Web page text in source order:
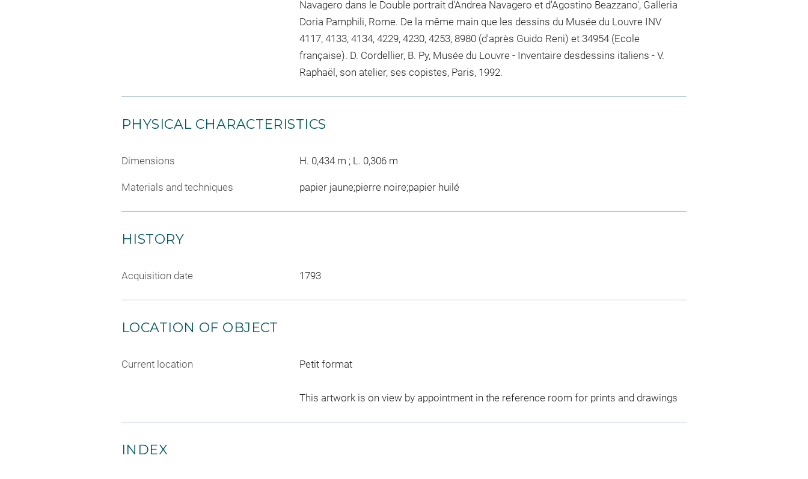
Navagero dans le Double portrait d'Andrea Navagero et d'Agostino Beazzano', Galleria
Doria Pamphili, Rome. De la même main que les dessins du Musée du Louvre INV
4117, 4133, 4134, 4229, 4230, 4253, 8980 (d'après Guido Reni) et 34954 (Ecole
française). D. Cordellier, B. Py, Musée du Louvre - Inventaire desdessins italiens - V.
Raphaël, son atelier, ses copistes, Paris, 1992.
PHYSICAL CHARACTERISTICS
Dimensions H. 0,434 m ; L. 0,306 m
Materials and techniques papier jaune;pierre noire;papier huilé
HISTORY
Acquisition date 1793
LOCATION OF OBJECT
Current location Petit format
This artwork is on view by appointment in the reference room for prints and drawings
INDEX